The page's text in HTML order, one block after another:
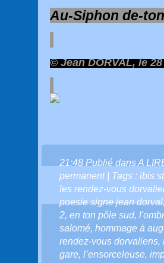
Au-Siphon de-
© Jean DORVAL, le
21:48 Publié dansA
permanent| Tags : ibis
les rendez-vous
poesie signe jean dorval
2, en ton pôle sud,
salomé, hommage à
rendez-vous dorvaliens,
gare, l’ensorceleuse,